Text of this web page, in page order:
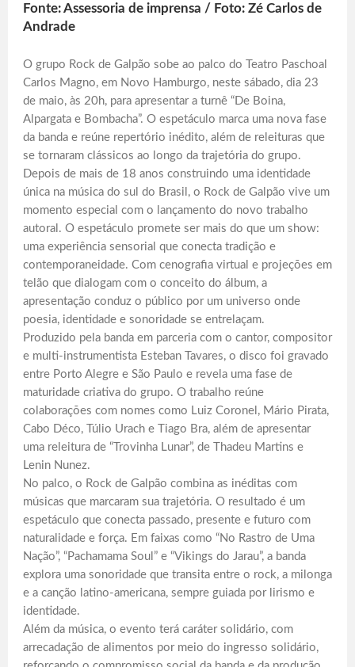
Fonte: Assessoria de imprensa / Foto: Zé Carlos de
Andrade
O grupo Rock de Galpão sobe ao palco do Teatro Paschoal
Carlos Magno, em Novo Hamburgo, neste sábado, dia 23
de maio, às 20h, para apresentar a turnê “De Boina,
Alpargata e Bombacha”. O espetáculo marca uma nova fase
da banda e reúne repertório inédito, além de releituras que
se tornaram clássicos ao longo da trajetória do grupo.
Depois de mais de 18 anos construindo uma identidade
única na música do sul do Brasil, o Rock de Galpão vive um
momento especial com o lançamento do novo trabalho
autoral. O espetáculo promete ser mais do que um show:
uma experiência sensorial que conecta tradição e
contemporaneidade. Com cenografia virtual e projeções em
telão que dialogam com o conceito do álbum, a
apresentação conduz o público por um universo onde
poesia, identidade e sonoridade se entrelaçam.
Produzido pela banda em parceria com o cantor, compositor
e multi-instrumentista Esteban Tavares, o disco foi gravado
entre Porto Alegre e São Paulo e revela uma fase de
maturidade criativa do grupo. O trabalho reúne
colaborações com nomes como Luiz Coronel, Mário Pirata,
Cabo Déco, Túlio Urach e Tiago Bra, além de apresentar
uma releitura de “Trovinha Lunar”, de Thadeu Martins e
Lenin Nunez.
No palco, o Rock de Galpão combina as inéditas com
músicas que marcaram sua trajetória. O resultado é um
espetáculo que conecta passado, presente e futuro com
naturalidade e força. Em faixas como “No Rastro de Uma
Nação”, “Pachamama Soul” e “Vikings do Jarau”, a banda
explora uma sonoridade que transita entre o rock, a milonga
e a canção latino-americana, sempre guiada por lirismo e
identidade.
Além da música, o evento terá caráter solidário, com
arrecadação de alimentos por meio do ingresso solidário,